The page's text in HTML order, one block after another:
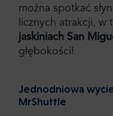
można spotkać
licznych atrakcji, w
jaskiniach San
głębokości!
Jednodniowa
MrShuttle